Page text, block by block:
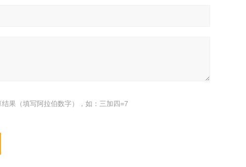
果（填写阿拉伯数字），如：三加四=7